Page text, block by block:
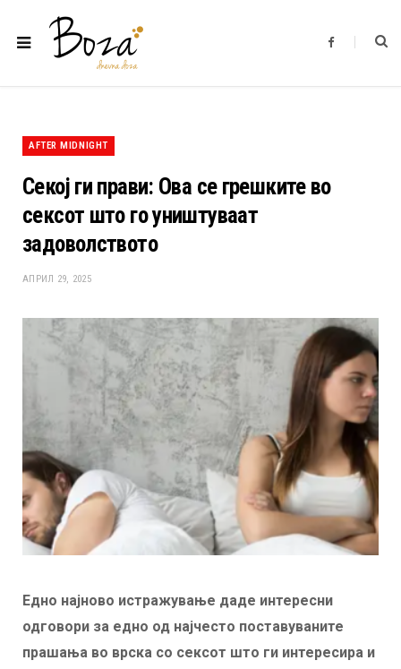
F
b
AFTER MIDNIGHT
Секој ги прави: Ова се грешките во
сексот што го уништуваат
задоволството
АПРИЛ 29, 2025
Едно најново истражување даде интересни
одговори за едно од најчесто поставуваните
прашања во врска со сексот што ги интересира и